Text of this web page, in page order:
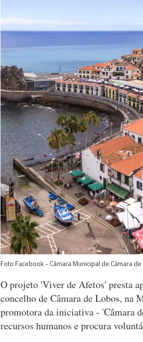
Foto Facebook - Câmara Municipal de Câmara
O projeto 'Viver de Afetos' presta
concelho de Câmara de Lobos, na
promotora da iniciativa - 'Câmara
recursos humanos e procura